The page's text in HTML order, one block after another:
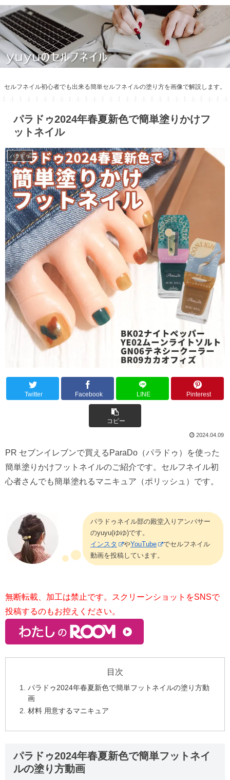
セルフネイル初心者でも出来る簡単セルフネイルの塗り方を画像で解説します。
パラドゥ2024年春夏新色で簡単塗りかけフ
ットネイル
パラドゥ
Twitter Facebook LINE Pinterest
コピー
2024.04.09
PR セブンイレブンで買えるParaDo（パラドゥ）を使った
簡単塗りかけフットネイルのご紹介です。セルフネイル初
心者さんでも簡単塗れるマニキュア（ポリッシュ）です。
パラドゥネイル部の殿堂入りアンバサー
のyuyu(ゆゆ)です。
インスタ
やYouTube
でセルフネイル
動画を投稿しています。
無断転載、加工は禁止です。スクリーンショットをSNSで
投稿するのもお控えください。
目次
パラドゥ2024年春夏新色で簡単フットネイルの塗り方動
画
材料 用意するマニキュア
パラドゥ2024年春夏新色で簡単フットネイ
ルの塗り方動画